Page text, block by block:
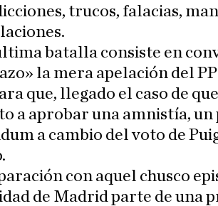
trucos, falacias,
batalla consiste en
la mera apelación del
que, llegado el caso de
a aprobar una amnistía,
a cambio del voto de
con aquel chusco
de Madrid parte de una